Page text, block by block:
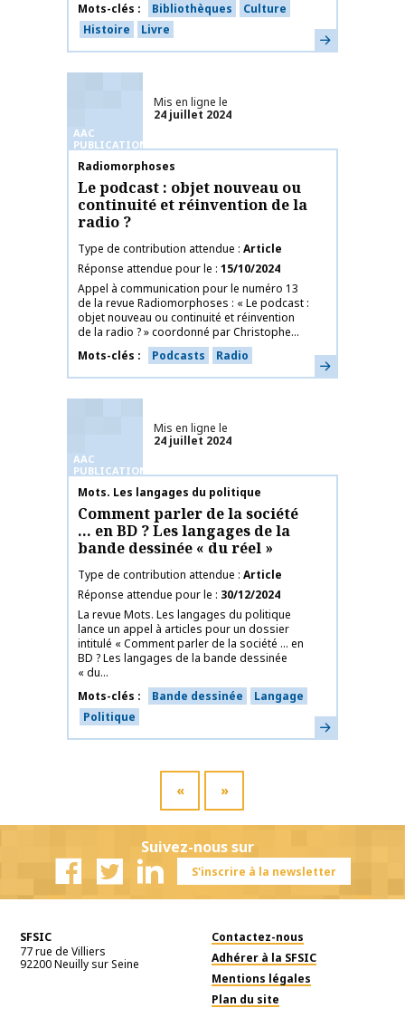
Mots-clés
Bibliothèques
Culture
Histoire
Livre En savoir plus
AAC
PUBLICATIONS
Mis en ligne le
24 juillet 2024
Nom de la publication
Radiomorphoses
Le podcast : objet nouveau ou
continuité et réinvention de la
radio ?
Type de contribution attendue Article
Réponse attendue pour le 15/10/2024
Appel à communication pour le numéro 13
de la revue Radiomorphoses : « Le podcast :
objet nouveau ou continuité et réinvention
de la radio ? » coordonné par Christophe...
Mots-clés
Podcasts Radio En savoir plus
AAC
PUBLICATIONS
Mis en ligne le
24 juillet 2024
Nom de la publication
Mots. Les langages du politique
Comment parler de la société
… en BD ? Les langages de la
bande dessinée « du réel »
Type de contribution attendue Article
Réponse attendue pour le
30/12/2024
La revue Mots. Les langages du politique
lance un appel à articles pour un dossier
intitulé « Comment parler de la société … en
BD ? Les langages de la bande dessinée
« du...
Mots-clés
Bande dessinée
Langage
Politique
En savoir plus
« »
Suivez-nous sur
S'inscrire à la newsletter
SFSIC
77 rue de Villiers
92200Neuilly sur Seine
Contactez-nous
Adhérer à la SFSIC
Mentions légales
Plan du site